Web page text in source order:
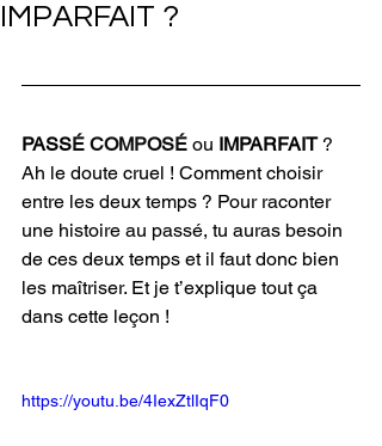
IMPARFAIT ?
PASSÉ COMPOSÉ ou IMPARFAIT ?
Ah le doute cruel ! Comment choisir
entre les deux temps ? Pour raconter
une histoire au passé, tu auras besoin
de ces deux temps et il faut donc bien
les maîtriser. Et je t’explique tout ça
dans cette leçon !
https://youtu.be/4IexZtlIqF0